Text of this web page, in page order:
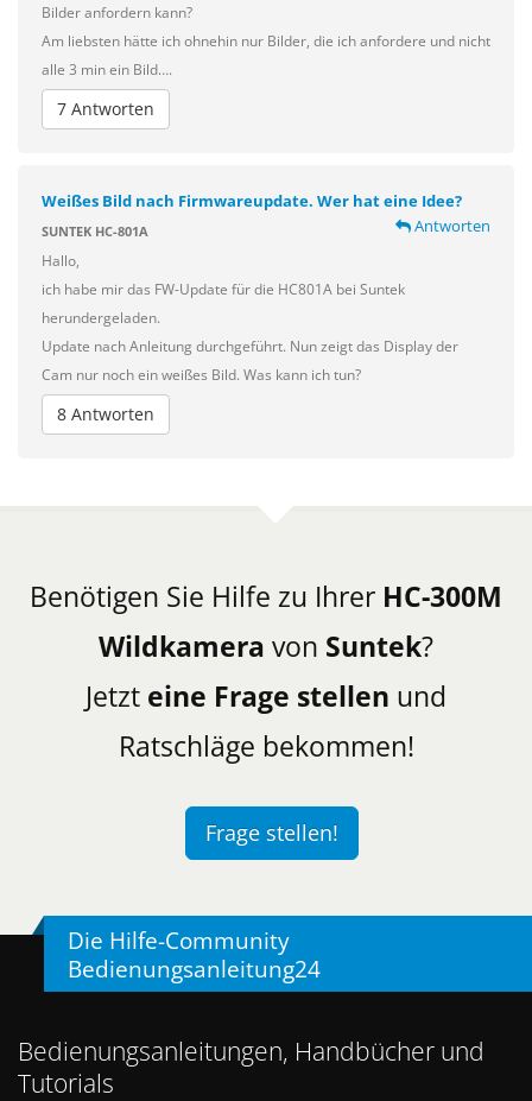
Bilder anfordern kann?
Am liebsten hätte ich ohnehin nur Bilder, die ich anfordere und nicht
alle 3 min ein Bild….
7 Antworten
Weißes Bild nach Firmwareupdate. Wer hat eine Idee?
Antworten
SUNTEK HC-801A
Hallo,
ich habe mir das FW-Update für die HC801A bei Suntek
herundergeladen.
Update nach Anleitung durchgeführt. Nun zeigt das Display der
Cam nur noch ein weißes Bild. Was kann ich tun?
8 Antworten
Benötigen Sie Hilfe zu Ihrer HC-300M
Wildkamera von Suntek?
Jetzt eine Frage stellen und
Ratschläge bekommen!
Frage stellen!
Die Hilfe-Community
Bedienungsanleitung24
Bedienungsanleitungen, Handbücher und
Tutorials